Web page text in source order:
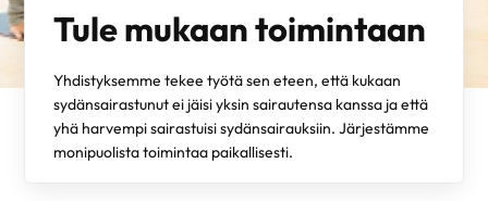
Tule mukaan toimintaan
Yhdistyksemme tekee työtä sen eteen, että kukaan
sydänsairastunut ei jäisi yksin sairautensa kanssa ja että
yhä harvempi sairastuisi sydänsairauksiin. Järjestämme
monipuolista toimintaa paikallisesti.